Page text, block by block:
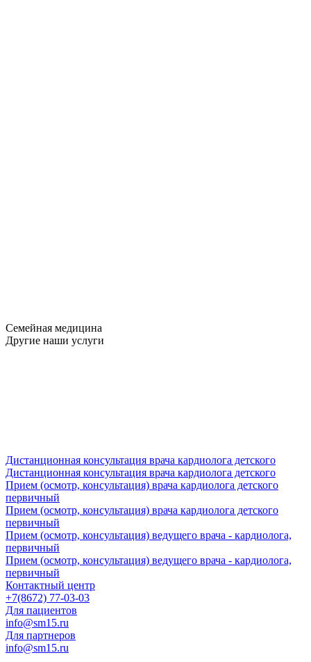
Семейная медицина
Другие наши услуги
Дистанционная консультация врача кардиолога детского
Дистанционная консультация врача кардиолога детского
Прием (осмотр, консультация) врача кардиолога детского
первичный
Прием (осмотр, консультация) врача кардиолога детского
первичный
Прием (осмотр, консультация) ведущего врача - кардиолога,
первичный
Прием (осмотр, консультация) ведущего врача - кардиолога,
первичный
Контактный центр
+7(8672) 77-03-03
Для пациентов
info@sm15.ru
Для партнеров
info@sm15.ru